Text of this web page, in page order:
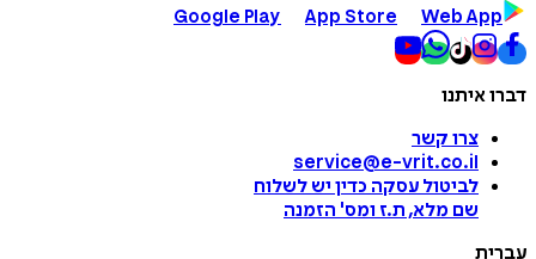
Google Play
App Store Web App
דברו איתנו
צרו קשר
service@e-vrit.co.il
לביטול עסקה כדין יש לשלוח
שם מלא, ת.ז ומס' הזמנה
עברית